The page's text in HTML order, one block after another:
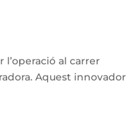
al carrer
Aquest innovador